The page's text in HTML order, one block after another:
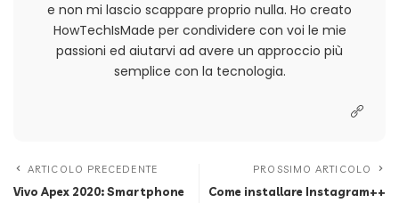
e non mi lascio scappare proprio nulla. Ho creato
HowTechIsMade per condividere con voi le mie
passioni ed aiutarvi ad avere un approccio più
semplice con la tecnologia.
ARTICOLO PRECEDENTE
Vivo Apex 2020: Smartphone
PROSSIMO ARTICOLO
Come installare Instagram++